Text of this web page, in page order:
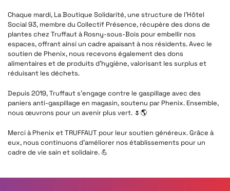
Chaque mardi, La Boutique Solidarité, une structure de l’Hôtel
Social 93, membre du Collectif Présence, récupère des dons de
plantes chez Truffaut à Rosny-sous-Bois pour embellir nos
espaces, offrant ainsi un cadre apaisant à nos résidents. Avec le
soutien de Phenix, nous recevons également des dons
alimentaires et de produits d’hygiène, valorisant les surplus et
réduisant les déchets.
Depuis 2019, Truffaut s’engage contre le gaspillage avec des
paniers anti-gaspillage en magasin, soutenu par Phenix. Ensemble,
nous œuvrons pour un avenir plus vert. 🌷🌎
Merci à Phenix et TRUFFAUT pour leur soutien généreux. Grâce à
eux, nous continuons d’améliorer nos établissements pour un
cadre de vie sain et solidaire. 💪